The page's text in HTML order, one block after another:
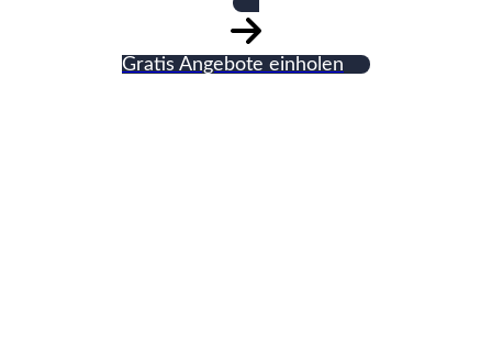
Gratis Angebote einholen